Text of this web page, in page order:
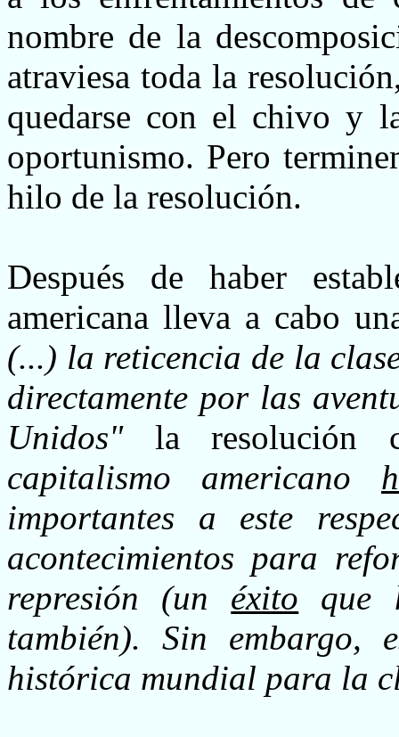
nombre de la
atraviesa toda la
quedarse con el chivo y
oportunismo. Pero
hilo de la resolución.
Después de haber
americana lleva a cabo
(...) la reticencia de la
directamente por las
Unidos"la resolución
capitalismo americano
importantes a este
acontecimientos para
represión (un éxito que
también). Sin embargo,
histórica mundial para la